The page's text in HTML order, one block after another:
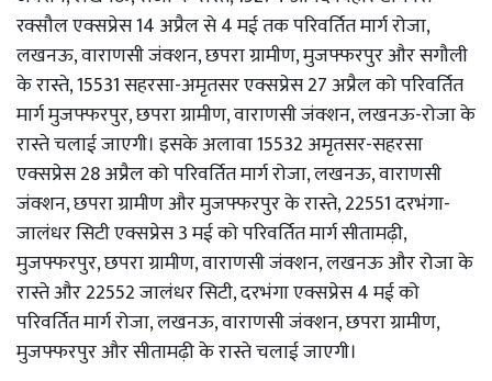
रक्सौल एक्सप्रेस 14 अप्रैल से 4 मई तक परिवर्तित मार्ग रोजा,
लखनऊ, वाराणसी जंक्शन, छपरा ग्रामीण, मुजफ्फरपुर और सगौली
के रास्ते, 15531 सहरसा-अमृतसर एक्सप्रेस 27 अप्रैल को परिवर्तित
मार्ग मुजफ्फरपुर, छपरा ग्रामीण, वाराणसी जंक्शन, लखनऊ-रोजा के
रास्ते चलाई जाएगी। इसके अलावा 15532 अमृतसर-सहरसा
एक्सप्रेस 28 अप्रैल को परिवर्तित मार्ग रोजा, लखनऊ, वाराणसी
जंक्शन, छपरा ग्रामीण और मुजफ्फरपुर के रास्ते, 22551 दरभंगा-
जालंधर सिटी एक्सप्रेस 3 मई को परिवर्तित मार्ग सीतामढ़ी,
मुजफ्फरपुर, छपरा ग्रामीण, वाराणसी जंक्शन, लखनऊ और रोजा के
रास्ते और 22552 जालंधर सिटी, दरभंगा एक्सप्रेस 4 मई को
परिवर्तित मार्ग रोजा, लखनऊ, वाराणसी जंक्शन, छपरा ग्रामीण,
मुजफ्फरपुर और सीतामढ़ी के रास्ते चलाई जाएगी।